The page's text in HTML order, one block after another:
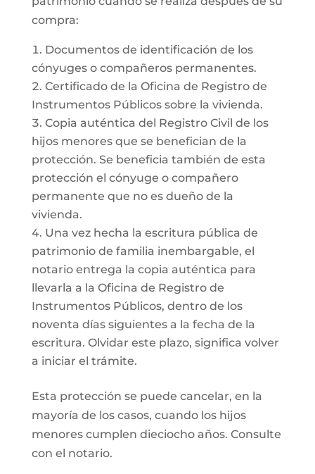
compra:
Documentos de identificación de los
cónyuges o compañeros permanentes.
Certificado de la Oficina de Registro de
Instrumentos Públicos sobre la vivienda.
Copia auténtica del Registro Civil de los
hijos menores que se benefician de la
protección. Se beneficia también de esta
protección el cónyuge o compañero
permanente que no es dueño de la
vivienda.
Una vez hecha la escritura pública de
patrimonio de familia inembargable, el
notario entrega la copia auténtica para
llevarla a la Oficina de Registro de
Instrumentos Públicos, dentro de los
noventa días siguientes a la fecha de la
escritura. Olvidar este plazo, significa volver
a iniciar el trámite.
Esta protección se puede cancelar, en la
mayoría de los casos, cuando los hijos
menores cumplen dieciocho años. Consulte
con el notario.